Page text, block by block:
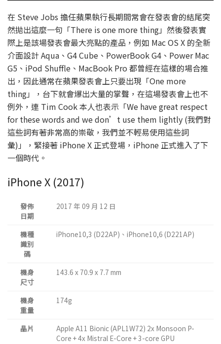
在 Steve Jobs 擔任蘋果執行長期間常會在發表會的結尾突
然拋出這麼一句「There is one more thing」然後發表實
際上是該場發表會最大亮點的產品，例如 Mac OS X 的全新
介面設計 Aqua、G4 Cube、PowerBook G4、Power Mac
G5、iPod Shuffle、MacBook Pro 都曾經在這樣的場合推
出，因此通常在蘋果發表會上只要出現「One more
thing」，台下就會爆出大量的掌聲，在這場發表會上也不
例外，連 Tim Cook 本人也表示「We have great respect
for these words and we don’t use them lightly (我們對
這些詞有著非常高的崇敬，我們並不輕易使用這些詞
彙)」，緊接著 iPhone X 正式登場，iPhone 正式進入了下
一個時代。
iPhone X (2017)
發佈
日期
2017 年 09 月 12 日
機種
識別
碼
iPhone10,3 (D22AP)、iPhone10,6 (D221AP)
機身
尺寸
143.6 x 70.9 x 7.7 mm
機身
重量
174g
晶片
Apple A11 Bionic (APL1W72) 2x Monsoon P-
Core + 4x Mistral E-Core + 3-core GPU